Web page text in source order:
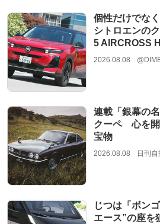
個性だけでな
シトロエンの
5 AIRCROSS
2026.08.08
連載「銀幕の
クーペ 心を開
宝物
2026.08.08 日刊
じつは「ボン
エース”の座を